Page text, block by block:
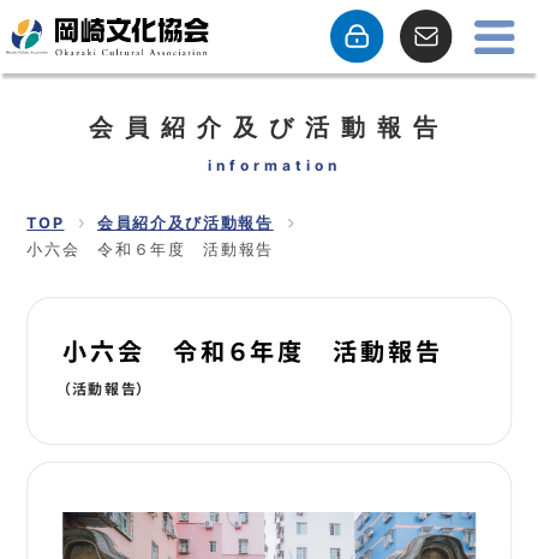
会員紹介及び活動報告
information
TOP
会員紹介及び活動報告
小六会 令和６年度 活動報告
小六会 令和６年度 活動報告
（活動報告）